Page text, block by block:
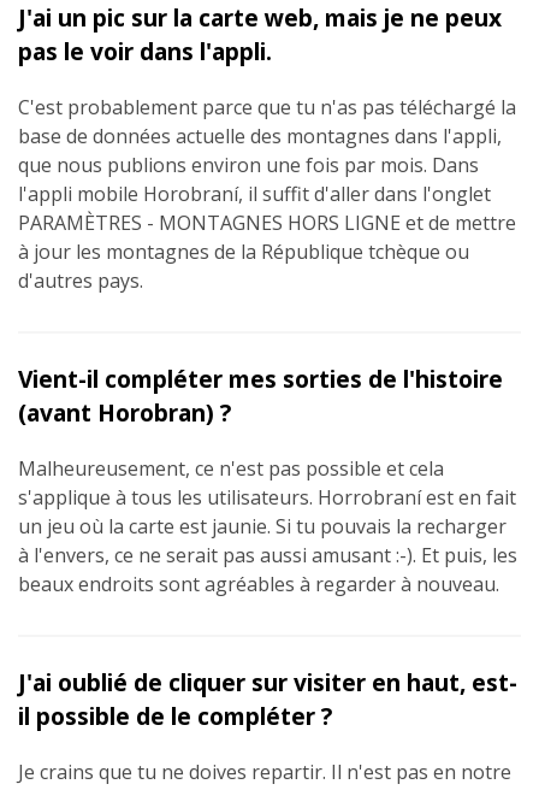
J'ai un pic sur la carte web, mais je ne peux
pas le voir dans l'appli.
C'est probablement parce que tu n'as pas téléchargé la
base de données actuelle des montagnes dans l'appli,
que nous publions environ une fois par mois. Dans
l'appli mobile Horobraní, il suffit d'aller dans l'onglet
PARAMÈTRES - MONTAGNES HORS LIGNE et de mettre
à jour les montagnes de la République tchèque ou
d'autres pays.
Vient-il compléter mes sorties de l'histoire
(avant Horobran) ?
Malheureusement, ce n'est pas possible et cela
s'applique à tous les utilisateurs. Horrobraní est en fait
un jeu où la carte est jaunie. Si tu pouvais la recharger
à l'envers, ce ne serait pas aussi amusant :-). Et puis, les
beaux endroits sont agréables à regarder à nouveau.
J'ai oublié de cliquer sur visiter en haut, est-
il possible de le compléter ?
Je crains que tu ne doives repartir. Il n'est pas en notre